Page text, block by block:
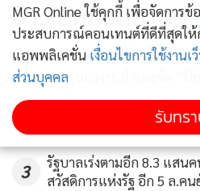
2,953
“กุเลา
หนึ่งภูมิ
มูลค่าสู่
4,007
คมนาค
ข่าวในหมวดล่าสุด
1
“วงศ์อะเคื้อ” จี้ ศธ.เอาจริง
เหตุรุนแรงรร.ถี่ แนะจัด “นัก
3
รัฐบาลเร่งตามอีก 8.3 แส
สวัสดิการแห่งรัฐ อีก 5 ล.ค
MGR Online ใช้คุกกี้ เพื่อจัดการ
ประสบการณ์คอนเทนต์ที่ดีที่สุดใ
แอพพลิเคชั่น เงื่อนไขการใช้งานเ
ส่วนบุคคล
รับทร